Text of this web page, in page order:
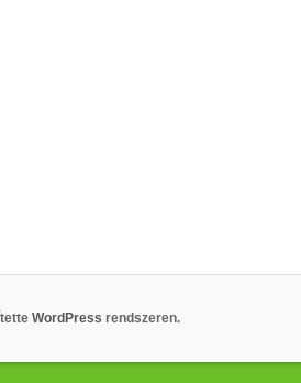
WordPress rendszeren.